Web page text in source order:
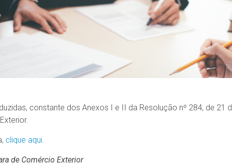
constante dos Anexos I e II da Resolução nº 284, de 21
clique aqui.
de Comércio Exterior